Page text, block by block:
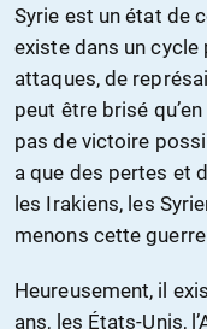
Syrie est un état de
existe dans un cycle
attaques, de
peut être brisé
pas de victoire
a que des pertes et
les Irakiens, les
menons cette
Heureusement, il
ans, les États-Unis,